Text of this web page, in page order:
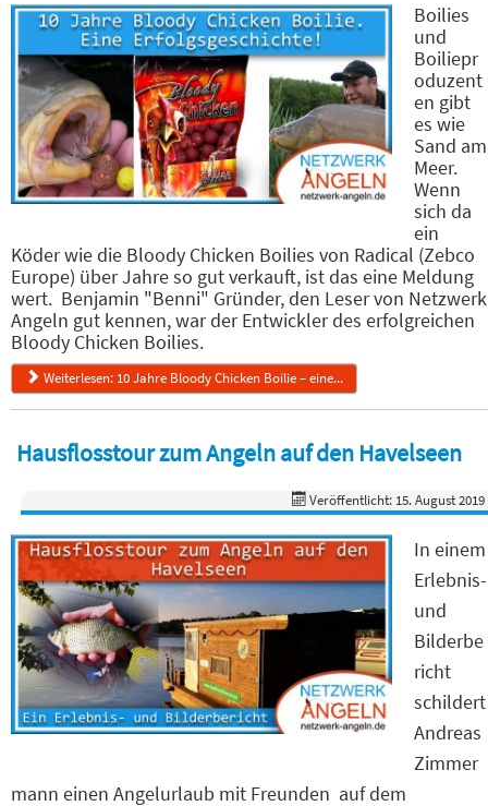
Boilies
und
Boiliepr
oduzent
en gibt
es wie
Sand am
Meer.
Wenn
sich da
ein
Köder wie die Bloody Chicken Boilies von Radical (Zebco
Europe) über Jahre so gut verkauft, ist das eine Meldung
wert. Benjamin "Benni" Gründer, den Leser von Netzwerk
Angeln gut kennen, war der Entwickler des erfolgreichen
Bloody Chicken Boilies.
Weiterlesen: 10 Jahre Bloody Chicken Boilie – eine...
Hausflosstour zum Angeln auf den Havelseen
Veröffentlicht: 15. August 2019
In einem
Erlebnis-
und
Bilderbe
richt
schildert
Andreas
Zimmer
mann einen Angelurlaub mit Freunden auf dem